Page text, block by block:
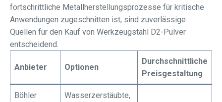
fortschrittliche Metallherstellungsprozesse für kritische
Anwendungen zugeschnitten ist, sind zuverlässige
Quellen für den Kauf von Werkzeugstahl D2-Pulver
entscheidend.
Anbieter Optionen
Durchschnittliche
Preisgestaltung
Böhler
Wasserzerstäubte,